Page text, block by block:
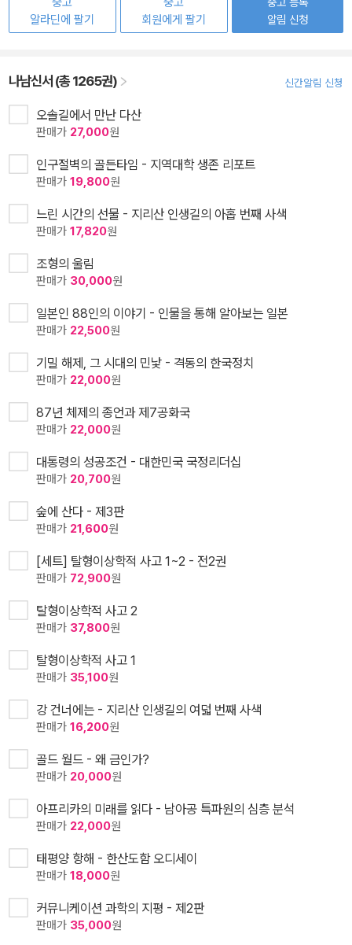
알라딘에 팔기
회원에게 팔기
알림 신청
나남신서 (총 1265권) 신간알림 신청
오솔길에서 만난 다산
판매가 27,000원
인구절벽의 골든타임 - 지역대학 생존 리포트
판매가 19,800원
느린 시간의 선물 - 지리산 인생길의 아홉 번째 사색
판매가 17,820원
조형의 울림
판매가 30,000원
일본인 88인의 이야기 - 인물을 통해 알아보는 일본
판매가 22,500원
기밀 해제, 그 시대의 민낯 - 격동의 한국정치
판매가 22,000원
87년 체제의 종언과 제7공화국
판매가 22,000원
대통령의 성공조건 - 대한민국 국정리더십
판매가 20,700원
숲에 산다 - 제3판
판매가 21,600원
[세트] 탈형이상학적 사고 1~2 - 전2권
판매가 72,900원
탈형이상학적 사고 2
판매가 37,800원
탈형이상학적 사고 1
판매가 35,100원
강 건너에는 - 지리산 인생길의 여덟 번째 사색
판매가 16,200원
골드 월드 - 왜 금인가?
판매가 20,000원
아프리카의 미래를 읽다 - 남아공 특파원의 심층 분석
판매가 22,000원
태평양 항해 - 한산도함 오디세이
판매가 18,000원
커뮤니케이션 과학의 지평 - 제2판
판매가 35,000원